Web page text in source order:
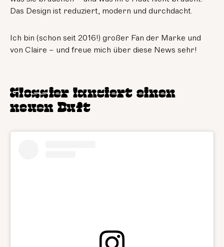
Das Design ist reduziert, modern und durchdacht.
Ich bin (schon seit 2016!) großer Fan der Marke und
von Claire – und freue mich über diese News sehr!
Glossier lanciert einen
neuen Duft